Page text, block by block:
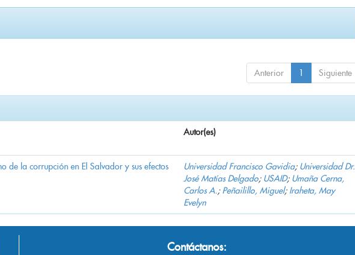
Anterior 1 Siguiente
Autor(es)
de la corrupción en El Salvador y sus efectos
Universidad Francisco Gavidia; Universidad Dr.
José Matías Delgado; USAID; Umaña Cerna,
Carlos A.; Peñailillo, Miguel; Iraheta, May
Evelyn
Contáctanos: